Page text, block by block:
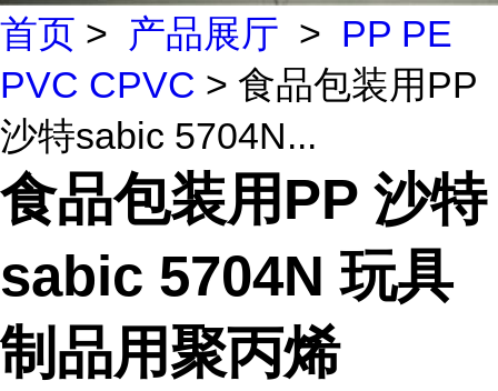
首页 > 产品展厅 > PP PE
PVC CPVC > 食品包装用PP
沙特sabic 5704N...
食品包装用PP 沙特
sabic 5704N 玩具
制品用聚丙烯